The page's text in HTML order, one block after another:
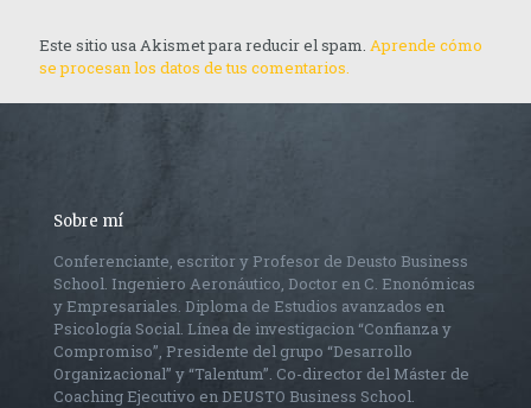
Este sitio usa Akismet para reducir el spam. Aprende cómo
se procesan los datos de tus comentarios.
Sobre mí
Conferenciante, escritor y Profesor de Deusto Business
School. Ingeniero Aeronáutico, Doctor en C. Enonómicas
y Empresariales. Diploma de Estudios avanzados en
Psicología Social. Línea de investigacion “Confianza y
Compromiso”, Presidente del grupo “Desarrollo
Organizacional” y “Talentum”. Co-director del Máster de
Coaching Ejecutivo en DEUSTO Business School.